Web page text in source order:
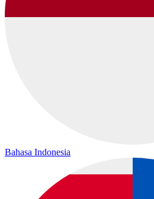
Bahasa Indonesia